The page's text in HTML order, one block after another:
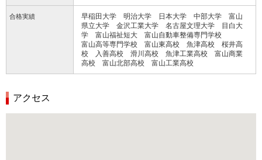
合格実績
早稲田大学 明治大学 日本大学 中部大学 富山
県立大学 金沢工業大学 名古屋文理大学 目白大
学 富山福祉短大 富山自動車整備専門学校
富山高等専門学校 富山東高校 魚津高校 桜井高
校 入善高校 滑川高校 魚津工業高校 富山商業
高校 富山北部高校 富山工業高校
アクセス